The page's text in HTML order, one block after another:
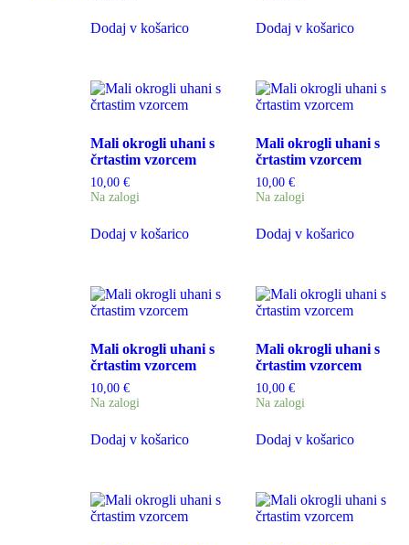
Dodaj v košarico Dodaj v košarico
Mali okrogli uhani s
črtastim vzorcem
10,00 €
Na zalogi
Dodaj v košarico
Mali okrogli uhani s
črtastim vzorcem
10,00€
Na zalogi
Dodaj v košarico
Mali okrogli uhani s
črtastim vzorcem
10,00 €
Na zalogi
Dodaj v košarico
Mali okrogli uhani s
črtastim vzorcem
10,00€
Na zalogi
Dodaj v košarico